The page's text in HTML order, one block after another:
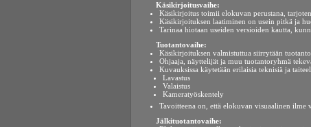
Käsikirjoitusvaihe:
Käsikirjoitus toimii elokuvan perustana,
Käsikirjoituksen laatiminen on usein pitkä ja
Tarinaa hiotaan useiden versioiden kautta,
Tuotantovaihe:
Käsikirjoituksen valmistuttua siirrytään
Ohjaaja, näyttelijät ja muu tuotantoryhmä
Kuvauksissa käytetään erilaisia teknisiä ja
Lavastus
Valaistus
Kameratyöskentely
Tavoitteena on, että elokuvan visuaalinen ilme
Jälkituotantovaihe: